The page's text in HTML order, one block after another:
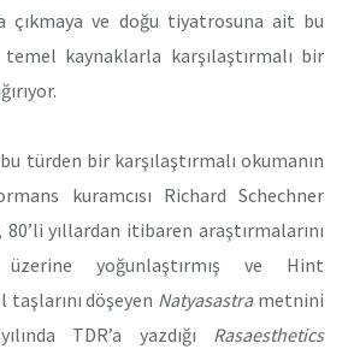
çıkmaya ve doğu tiyatrosuna ait bu
kaynaklarla karşılaştırmalı bir
türden bir karşılaştırmalı okumanın
kuramcısı Richard Schechner
80’li yıllardan itibaren araştırmalarını
yoğunlaştırmış ve Hint
döşeyen Natyasastrametnini
TDR’a yazdığı Rasaesthetics